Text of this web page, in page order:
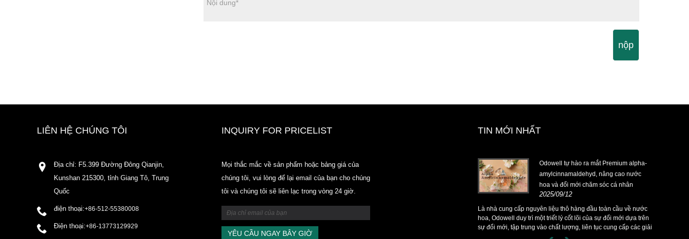
nộp
LIÊN HỆ CHÚNG TÔI
Địa chỉ: F5.399 Đường Đông Qianjin,
Kunshan 215300, tỉnh Giang Tô, Trung
Quốc
điện thoại:+86-512-55380008
Điện thoại:+86-13773129929
INQUIRY FOR PRICELIST
Mọi thắc mắc về sản phẩm hoặc bảng giá của
chúng tôi, vui lòng để lại email của bạn cho chúng
tôi và chúng tôi sẽ liên lạc trong vòng 24 giờ.
TIN MỚI NHẤT
2025/07/25
2025.6.14-2025.07.25
Odowell tự hào ra mắt Premium alpha-
amylcinnamaldehyd, nâng cao nước
hoa và đổi mới chăm sóc cá nhân
2025/09/12
Là nhà cung cấp nguyên liệu thô hàng đầu toàn cầu về nước
hoa, Odowell duy trì một triết lý cốt lõi của sự đổi mới dựa trên
sự đổi mới, tập trung vào chất lượng, liên tục cung cấp các giải
pháp nước hoa vượt trội cho khách hàng trên toàn thế giới.